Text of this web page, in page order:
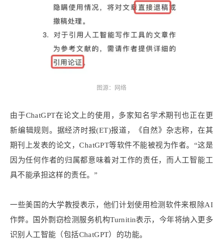
图源：网络
由于ChatGPT在论文上的使用，多家知名学术期刊也正在更
新编辑规则。据经济时报(ET)报道，《自然》杂志称，在其
期刊上发表的论文，ChatGPT等软件不能被视为作者。“这是
因为任何作者的归属都意味着对工作的责任，而人工智能工
具不能承担这样的责任。”
一些美国的大学教授表示，他们计划使用检测软件来根除AI
作弊。国外剽窃检测服务机构Turnitin表示，今年将纳入更多
识别人工智能（包括ChatGPT）的功能。